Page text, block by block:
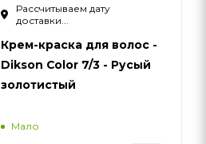
Рассчитываем дату
доставки...
Крем-краска для волос -
Dikson Color 7/3 - Русый
золотистый
Мало